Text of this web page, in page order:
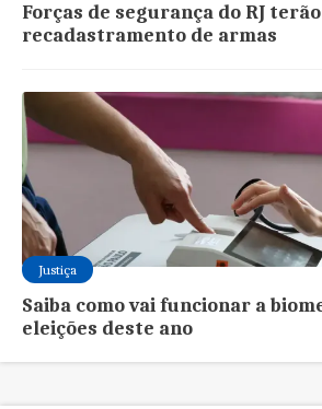
Forças de segurança do RJ
recadastramento de armas
Justiça
Saiba como vai funcionar a
eleições deste ano